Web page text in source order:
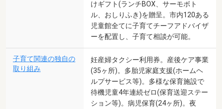
けギフト(ランチBOX、サーモボト
ル、おしりふき)を贈呈。市内120ある
児童館全てに子育てチーフアドバイザ
ーを配置し、子育て相談が可能。
子育て関連の独自の
取り組み
妊産婦タクシー利用券。産後ケア事業
(35ヶ所)。多胎児家庭支援(ホームヘ
ルプサービス等)。多様な保育施設で
待機児童4年連続ゼロ(保育送迎ステー
ション等)。病児保育(24ヶ所)。夜